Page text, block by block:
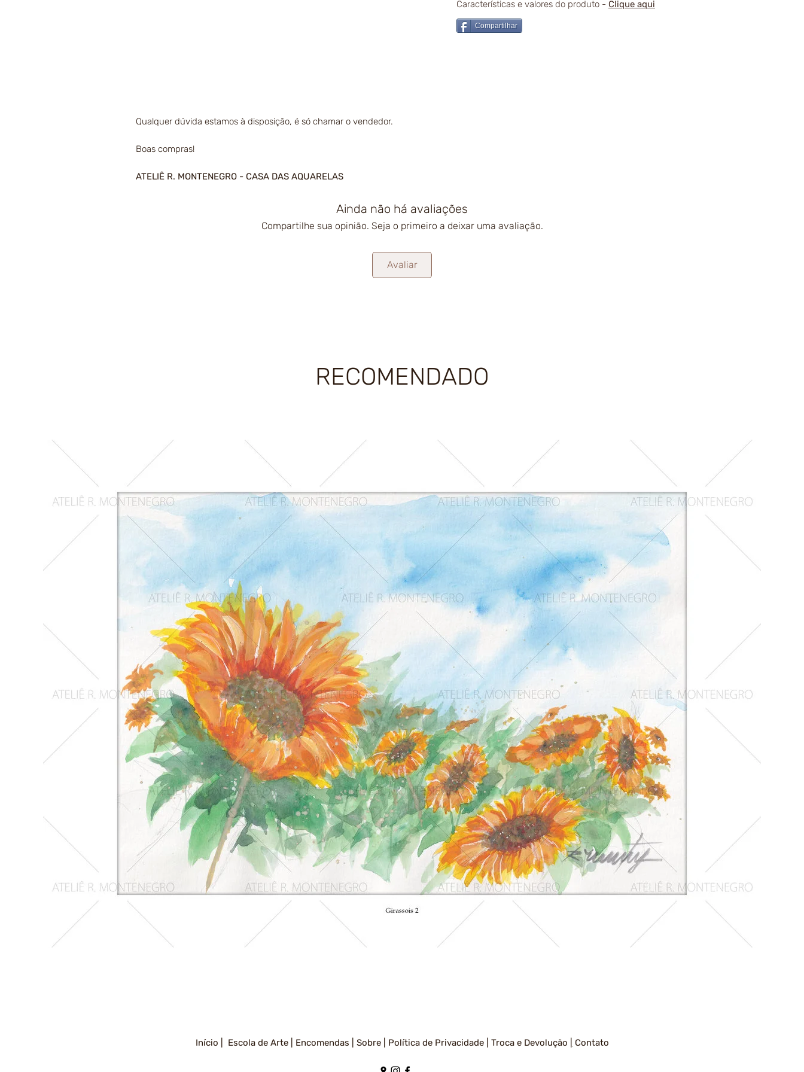
Qualquer dúvida estamos à disposição, é só chamar o vendedor.
Boas compras!
ATELIÊ R. MONTENEGRO - CASA DAS AQUARELAS
Ainda não há avaliações
Compartilhe sua opinião. Seja o primeiro a deixar uma avaliação.
Avaliar
Características e valores do produto - Clique aqui
Compartilhar
RECOMENDADO
Início | Escola de Arte | Encomendas | Sobre | Política de Privacidade| Troca e Devolução Contato